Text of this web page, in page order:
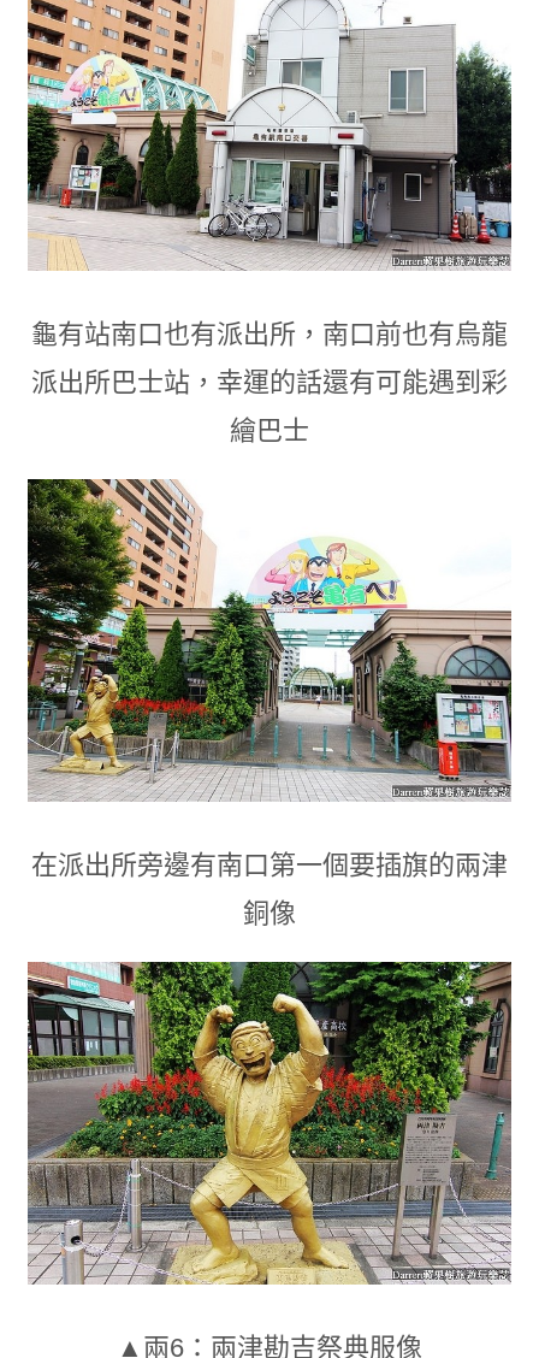
龜有站南口也有派出所 ， 南口前也有烏龍
派出所巴士站 ， 幸運的話還有可能遇到彩
繪巴士
在派出所旁邊有南口第一個要插旗的兩津
銅像
▲兩6：兩津勘吉祭典服像